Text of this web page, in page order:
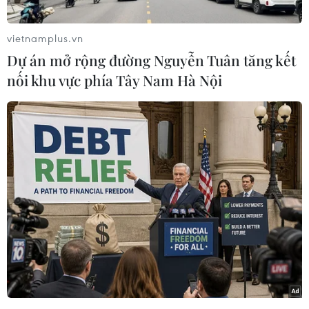
Không kém phần tinh tế, ngôn ngữ Baroque
trong các bộ sưu tập củaDolce&Gabbana, Jason
Wu, Salvatore Ferragamo và Ralph Lauren thể
hiện trên cácchất liệu như đăng ten điệu đà,
nhung mịn màng và tuyn trong suốt với hai
gammàu đối lập đen tuyền và vàng kim loại lấp
lánh.
vietnamplus.vn
Dự án mở rộng đường Nguyễn Tuân tăng kết
nối khu vực phía Tây Nam Hà Nội